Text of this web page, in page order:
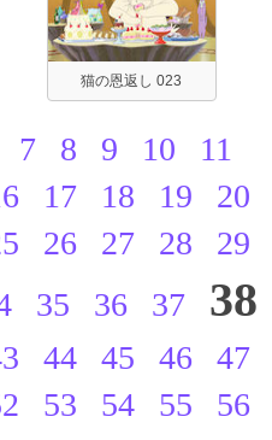
猫の恩返し 023
7 8 9 10
11
17 18 19
20
26 27 28
29
35 36 37 38
44 45 46
47
53 54 55
56